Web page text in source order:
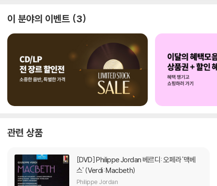
이 분야의 이벤트 3
관련 상품
[DVD]Philippe Jordan 베르디: 오페라 '맥베
스' (Verdi: Macbeth)
Philippe Jordan